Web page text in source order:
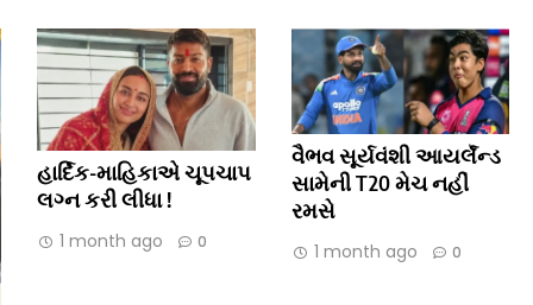
હાર્દિક-માહિકાએ ચૂપચાપ
લગ્ન કરી લીધા !
1 month ago 0
વૈભવ સૂર્યવંશી આયર્લૅન્ડ
સામેની T20 મેચ નહીં
રમસે
1 month ago 0
Privacy Policy
Jobs
Copyright © 2026 3RD EYE MEDIA